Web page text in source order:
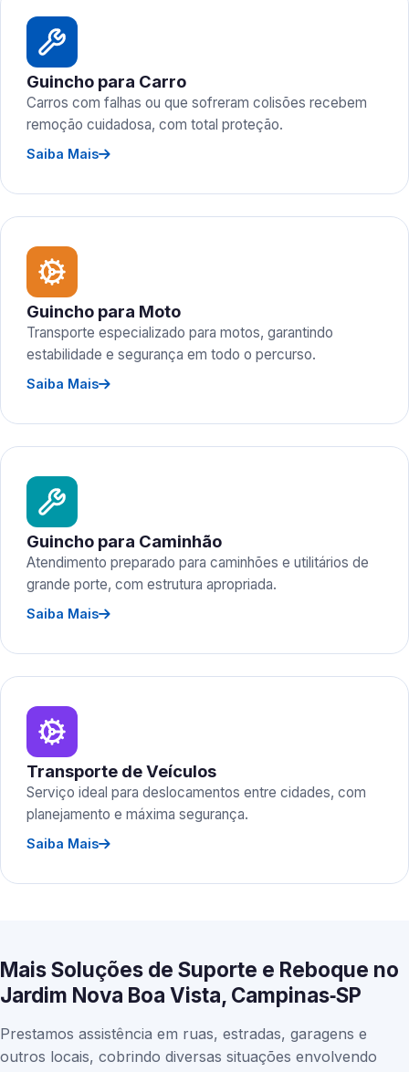
Guincho para Carro
Carros com falhas ou que sofreram colisões recebem
remoção cuidadosa, com total proteção.
Saiba Mais
Guincho para Moto
Transporte especializado para motos, garantindo
estabilidade e segurança em todo o percurso.
Saiba Mais
Guincho para Caminhão
Atendimento preparado para caminhões e utilitários de
grande porte, com estrutura apropriada.
Saiba Mais
Transporte de Veículos
Serviço ideal para deslocamentos entre cidades, com
planejamento e máxima segurança.
Saiba Mais
Mais Soluções de Suporte e Reboque no
Jardim Nova Boa Vista, Campinas‑SP
Prestamos assistência em ruas, estradas, garagens e
outros locais, cobrindo diversas situações envolvendo